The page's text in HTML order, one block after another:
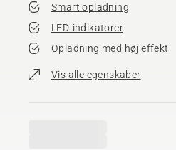
Smart opladning
LED-indikatorer
Opladning med høj effekt
Vis alle egenskaber